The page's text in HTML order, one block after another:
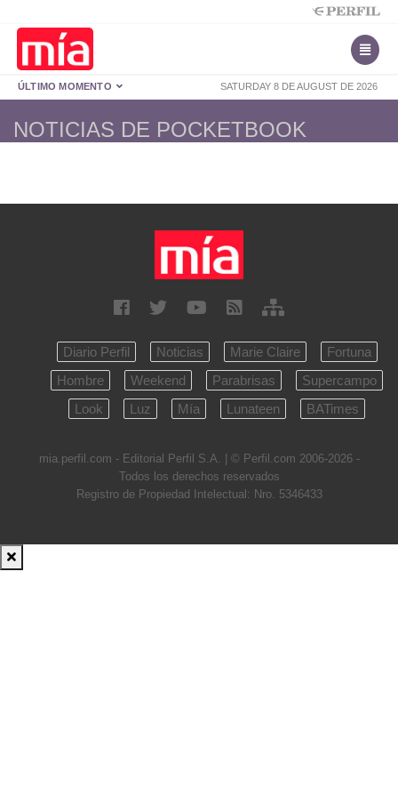
SATURDAY 8 DE AUGUST DE 2026
ÚLTIMO MOMENTO
NOTICIAS DE POCKETBOOK
Diario Perfil Noticias Marie Claire
Fortuna
Hombre
Weekend Parabrisas
Supercampo
Look
Luz Mía Lunateen BATimes
mia.perfil.com - Editorial Perfil S.A. | © Perfil.com 2006-2026 -
Todos los derechos reservados
Registro de Propiedad Intelectual: Nro. 5346433